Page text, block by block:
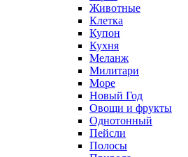
Животные
Клетка
Купон
Кухня
Меланж
Милитари
Море
Новый Год
Овощи и фрукты
Однотонный
Пейсли
Полосы